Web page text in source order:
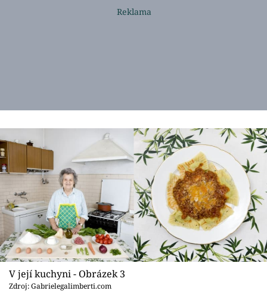
V její kuchyni - Obrázek 3
Zdroj: Gabrielegalimberti.com